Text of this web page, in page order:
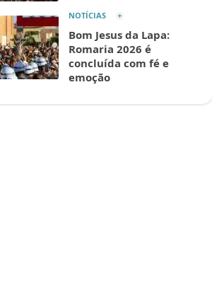
NOTÍCIAS
Bom Jesus da Lapa:
Romaria 2026 é
concluída com fé e
emoção